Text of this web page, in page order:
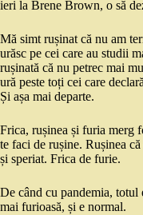
ieri la Brene Brown, o să
Mă simt rușinat că nu am
urăsc pe cei care au studii
rușinată că nu petrec mai
ură peste toți cei care
Și așa mai departe.
Frica, rușinea și furia merg
te faci de rușine. Rușinea
și speriat. Frica de furie.
De când cu pandemia, totul
mai furioasă, și e normal.